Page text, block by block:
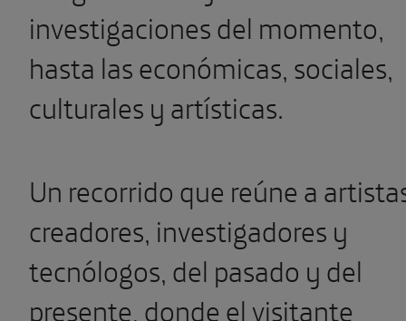
investigaciones del momento,
hasta las económicas, sociales,
culturales y artísticas.
Un recorrido que reúne a
creadores, investigadores y
tecnólogos, del pasado y del
presente, donde el visitante